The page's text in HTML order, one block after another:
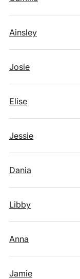
Ainsley
Josie
Elise
Jessie
Dania
Libby
Anna
Jamie